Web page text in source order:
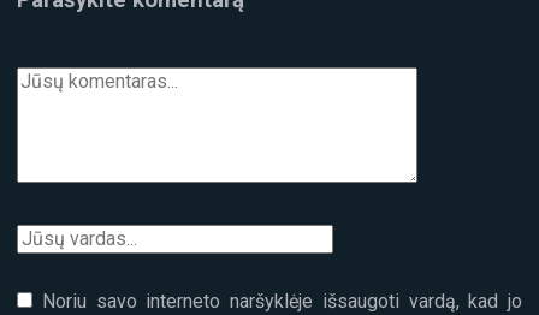
Noriu savo interneto naršyklėje išsaugoti vardą, kad jo